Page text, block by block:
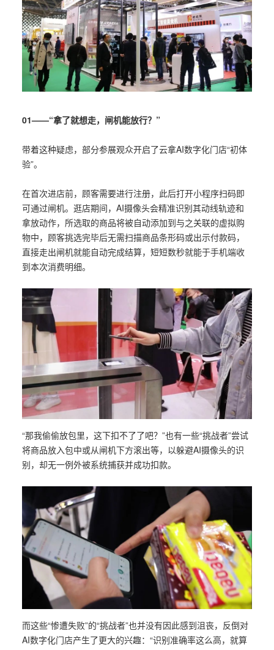
01——“拿了就想走，闸机能放行？”
带着这种疑虑，部分参展观众开启了云拿AI数字化门店“初体
验”。
在首次进店前，顾客需要进行注册，此后打开小程序扫码即
可通过闸机。逛店期间，AI摄像头会精准识别其动线轨迹和
拿放动作，所选取的商品将被自动添加到与之关联的虚拟购
物中，顾客挑选完毕后无需扫描商品条形码或出示付款码，
直接走出闸机就能自动完成结算，短短数秒就能于手机端收
到本次消费明细。
“那我偷偷放包里，这下扣不了了吧？”也有一些“挑战者”尝试
将商品放入包中或从闸机下方滚出等，以躲避AI摄像头的识
别，却无一例外被系统捕获并成功扣款。
而这些“惨遭失败”的“挑战者”也并没有因此感到沮丧，反倒对
AI数字化门店产生了更大的兴趣：“识别准确率这么高，就算